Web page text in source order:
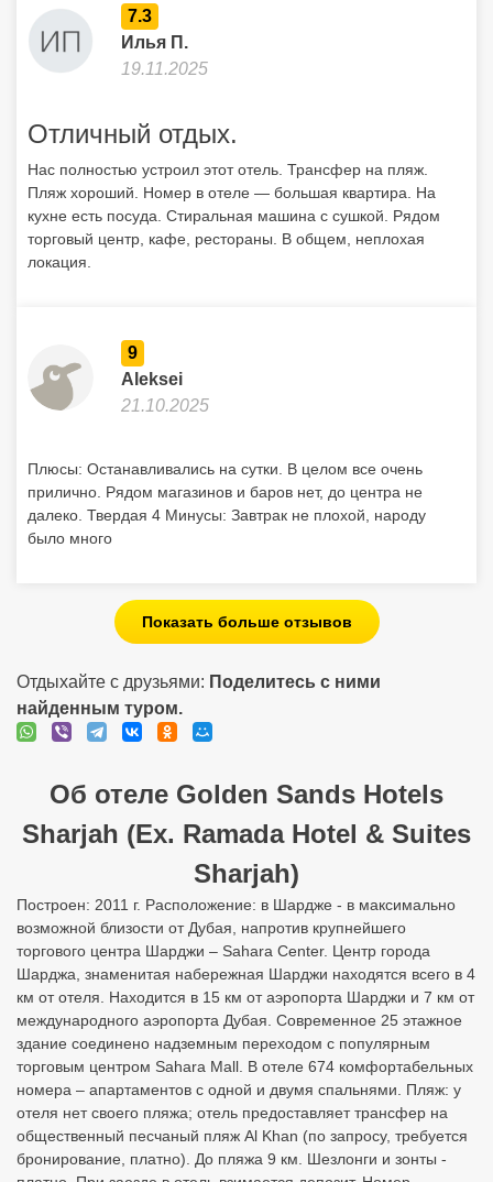
7.3
Илья П.
19.11.2025
Отличный отдых.
Нас полностью устроил этот отель. Трансфер на пляж.
Пляж хороший. Номер в отеле — большая квартира. На
кухне есть посуда. Стиральная машина с сушкой. Рядом
торговый центр, кафе, рестораны. В общем, неплохая
локация.
9
Aleksei
21.10.2025
Плюсы: Останавливались на сутки. В целом все очень
прилично. Рядом магазинов и баров нет, до центра не
далеко. Твердая 4 Минусы: Завтрак не плохой, народу
было много
Показать больше отзывов
Отдыхайте с друзьями: Поделитесь с ними
найденным туром.
Об отеле Golden Sands Hotels
Sharjah (Ex. Ramada Hotel & Suites
Sharjah)
Построен: 2011 г. Расположение: в Шардже - в максимально
возможной близости от Дубая, напротив крупнейшего
торгового центра Шарджи – Sahara Center. Центр города
Шарджа, знаменитая набережная Шарджи находятся всего в 4
км от отеля. Находится в 15 км от аэропорта Шарджи и 7 км от
международного аэропорта Дубая. Современное 25 этажное
здание соединено надземным переходом с популярным
торговым центром Sahara Mall. В отеле 674 комфортабельных
номера – апартаментов с одной и двумя спальнями. Пляж: у
отеля нет своего пляжа; отель предоставляет трансфер на
общественный песчаный пляж Al Khan (по запросу, требуется
бронирование, платно). До пляжа 9 км. Шезлонги и зонты -